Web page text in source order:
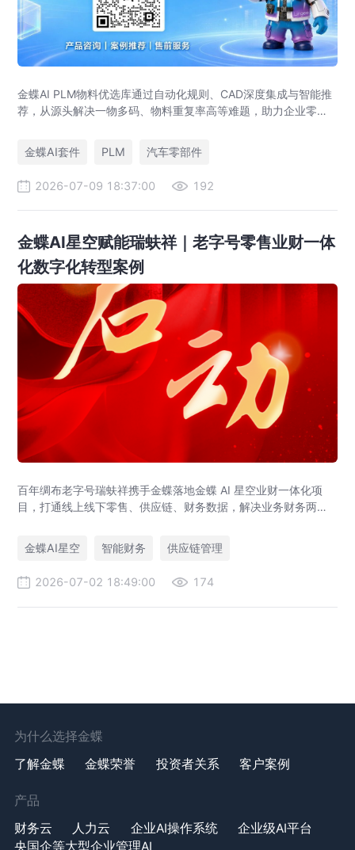
金蝶AI PLM物料优选库通过自动化规则、CAD深度集成与智能推
荐，从源头解决一物多码、物料重复率高等难题，助力企业零部
金蝶AI套件
PLM 汽车零部件
2026-07-09 18:37:00 192
金蝶AI星空赋能瑞蚨祥｜老字号零售业财一体
化数字化转型案例
百年绸布老字号瑞蚨祥携手金蝶落地金蝶 AI 星空业财一体化项
目，打通线上线下零售、供应链、财务数据，解决业务财务两张
金蝶AI星空
智能财务 供应链管理
2026-07-02 18:49:00 174
为什么选择金蝶
了解金蝶
金蝶荣誉 投资者关系 客户案例
产品
财务云
人力云 企业AI操作系统
企业级AI平台
央国企等大型企业管理AI